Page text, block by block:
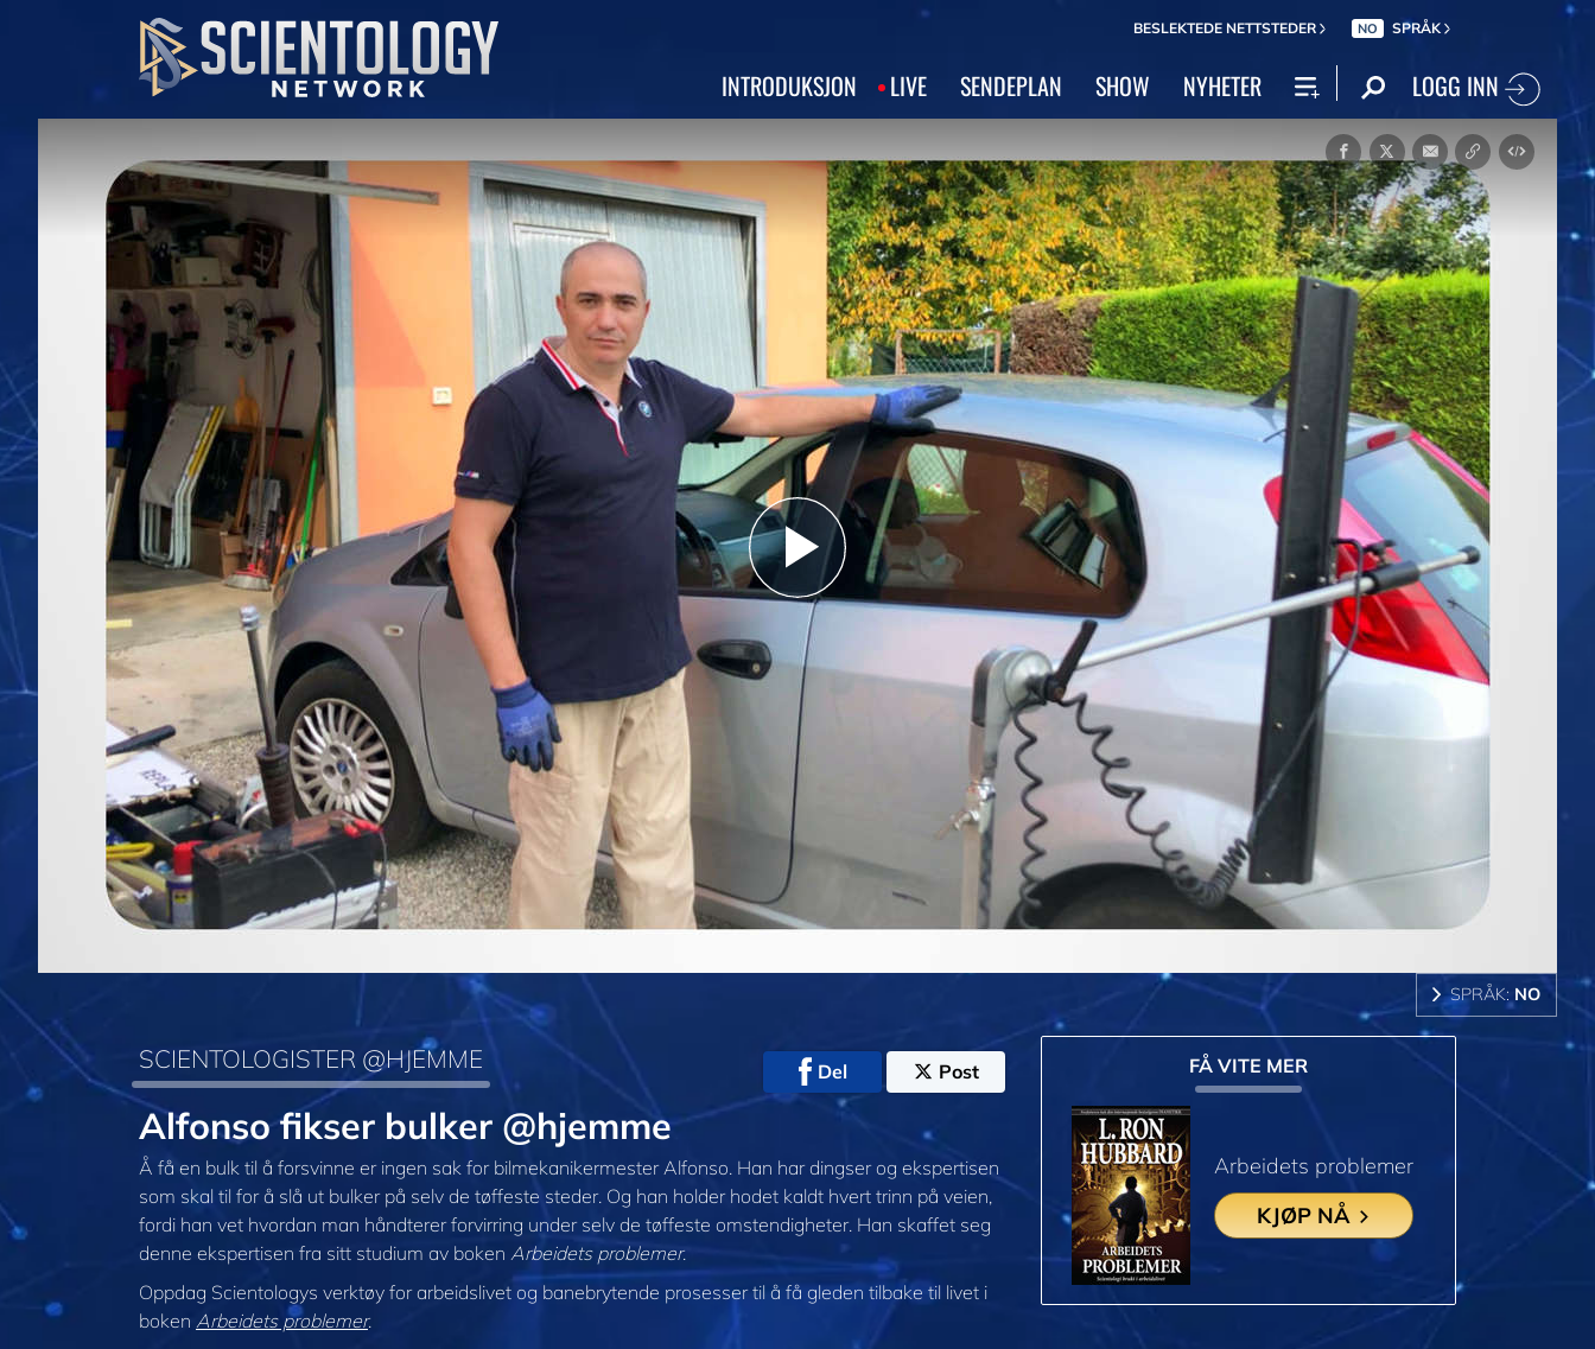
BESLEKTEDE NETTSTEDER NO SPRÅK
INTRODUKSJON LIVE SENDEPLAN SHOW NYHETER LOGG INN
Play
Video
SPRÅK: NO
SCIENTOLOGISTER @HJEMME Del Post
Alfonso fikser bulker @hjemme
Å få en bulk til å forsvinne er ingen sak for bilmekanikermester Alfonso. Han har dingser og ekspertisen
som skal til for å slå ut bulker på selv de tøffeste steder. Og han holder hodet kaldt hvert trinn på veien,
fordi han vet hvordan man håndterer forvirring under selv de tøffeste omstendigheter. Han skaffet seg
denne ekspertisen fra sitt studium av boken Arbeidets problemer.
Oppdag Scientologys verktøy for arbeidslivet og banebrytende prosesser til å få gleden tilbake til livet i
boken Arbeidets problemer.
FÅ VITE MER
Arbeidets problemer
KJØP NÅ